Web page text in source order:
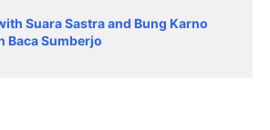
Suara Sastra and Bung Karno
Baca Sumberjo